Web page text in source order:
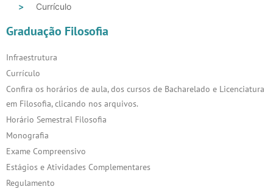
Currículo
Graduação Filosofia
Infraestrutura
Currículo
Confira os horários de aula, dos cursos de Bacharelado e Licenciatura
em Filosofia, clicando nos arquivos.
Horário Semestral Filosofia
Monografia
Exame Compreensivo
Estágios e Atividades Complementares
Regulamento